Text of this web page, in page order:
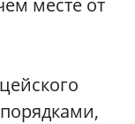
месте от